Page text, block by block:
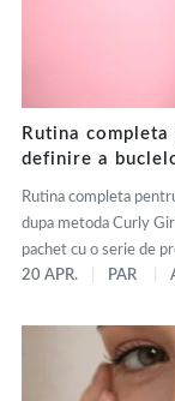
Rutina
definire a
Rutina completa
dupa metoda Curly
pachet cu o serie de
20 APR.
PAR